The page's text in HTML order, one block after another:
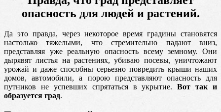
опасность для людей и растений.
Да это правда, через некоторое время градины становятся
настолько тяжелыми, что стремительно падают вниз,
представляя уже реальную опасность всему земному. Они
дырявят листья на растениях, убиваю посевы, уничтожают
урожай и даже способны серьезно повредить крыши наших
домов, автомобили, а порою представляют опасность для
путников не успевших спрятаться в укрытие.Вот так и
образуется град.